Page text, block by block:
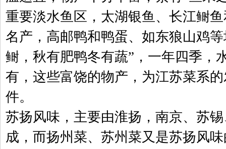
重要淡水鱼区，太湖银鱼、长江鲥
名产，高邮鸭和鸭蛋、如东狼山鸡
鲥，秋有肥鸭冬有蔬”，一年四季，
有，这些富饶的物产，为江苏菜系
件。
苏扬风味，主要由淮扬，南京、苏
成，而扬州菜、苏州菜又是苏扬风